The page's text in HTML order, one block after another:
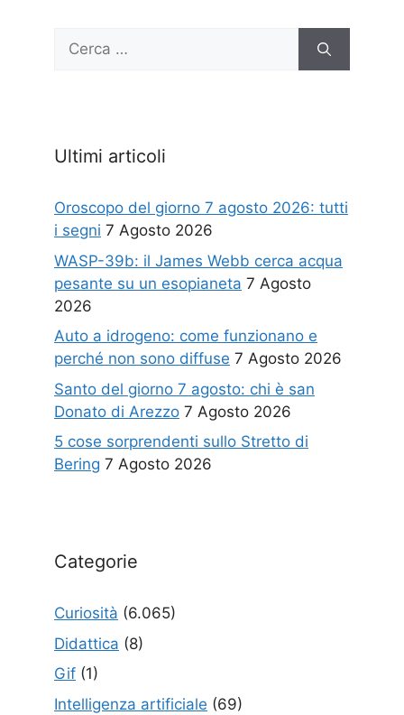
Ricerca
Ultimi articoli
Oroscopo del giorno 7 agosto 2026: tutti
i segni 7 Agosto 2026
WASP-39b: il James Webb cerca acqua
pesante su un esopianeta 7 Agosto
2026
Auto a idrogeno: come funzionano e
perché non sono diffuse 7 Agosto 2026
Santo del giorno 7 agosto: chi è san
Donato di Arezzo 7 Agosto 2026
5 cose sorprendenti sullo Stretto di
Bering 7 Agosto 2026
Categorie
Curiosità (6.065)
Didattica (8)
Gif (1)
Intelligenza artificiale (69)